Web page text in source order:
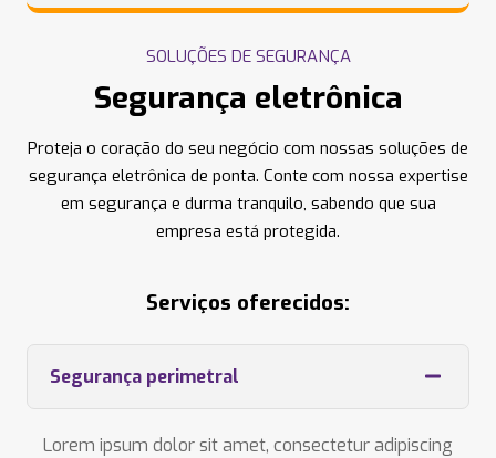
SOLUÇÕES DE SEGURANÇA
Segurança eletrônica
Proteja o coração do seu negócio com nossas soluções de
segurança eletrônica de ponta. Conte com nossa expertise
em segurança e durma tranquilo, sabendo que sua
empresa está protegida.
Serviços oferecidos:
Segurança perimetral
Lorem ipsum dolor sit amet, consectetur adipiscing